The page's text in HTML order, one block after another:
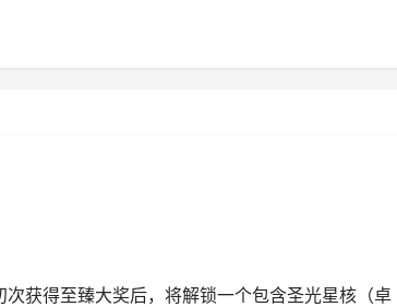
获得至臻大奖后，将解锁一个包含圣光星核（卓